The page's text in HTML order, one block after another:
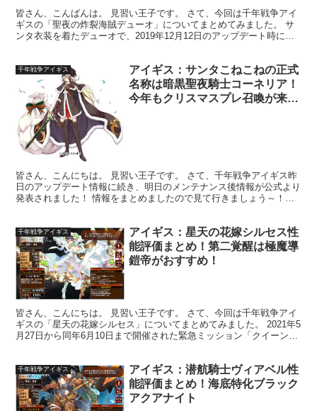
皆さん、こんばんは。 見習い王子です。 さて、今回は千年戦争アイ
ギスの「聖夜の炸裂海賊デューオ」についてまとめてみました。 サ
ンタ衣装を着たデューオで、2019年12月12日のアップデート時に実
千年戦争アイギス
アイギス：サンタこねこねの正式
名称は暗黒聖夜騎士コーネリア！
今年もクリスマスプレ召喚が来
皆さん、こんにちは。 見習い王子です。 さて、千年戦争アイギス昨
日のアップデート情報に続き、明日のメンテナンス後情報が公式より
発表されました！ 情報をまとめましたので見て行きましょう～！
千年戦争アイギス
アイギス：星天の花嫁シルセス性
能評価まとめ！第二覚醒は極魔導
鎧帝がおすすめ！
皆さん、こんにちは。 見習い王子です。 さて、今回は千年戦争アイ
ギスの「星天の花嫁シルセス」についてまとめてみました。 2021年5
月27日から同年6月10日まで開催された緊急ミッション「クイーン
千年戦争アイギス
アイギス：潜航騎士ヴィアベル性
能評価まとめ！海底特化ブラック
アクアナイト